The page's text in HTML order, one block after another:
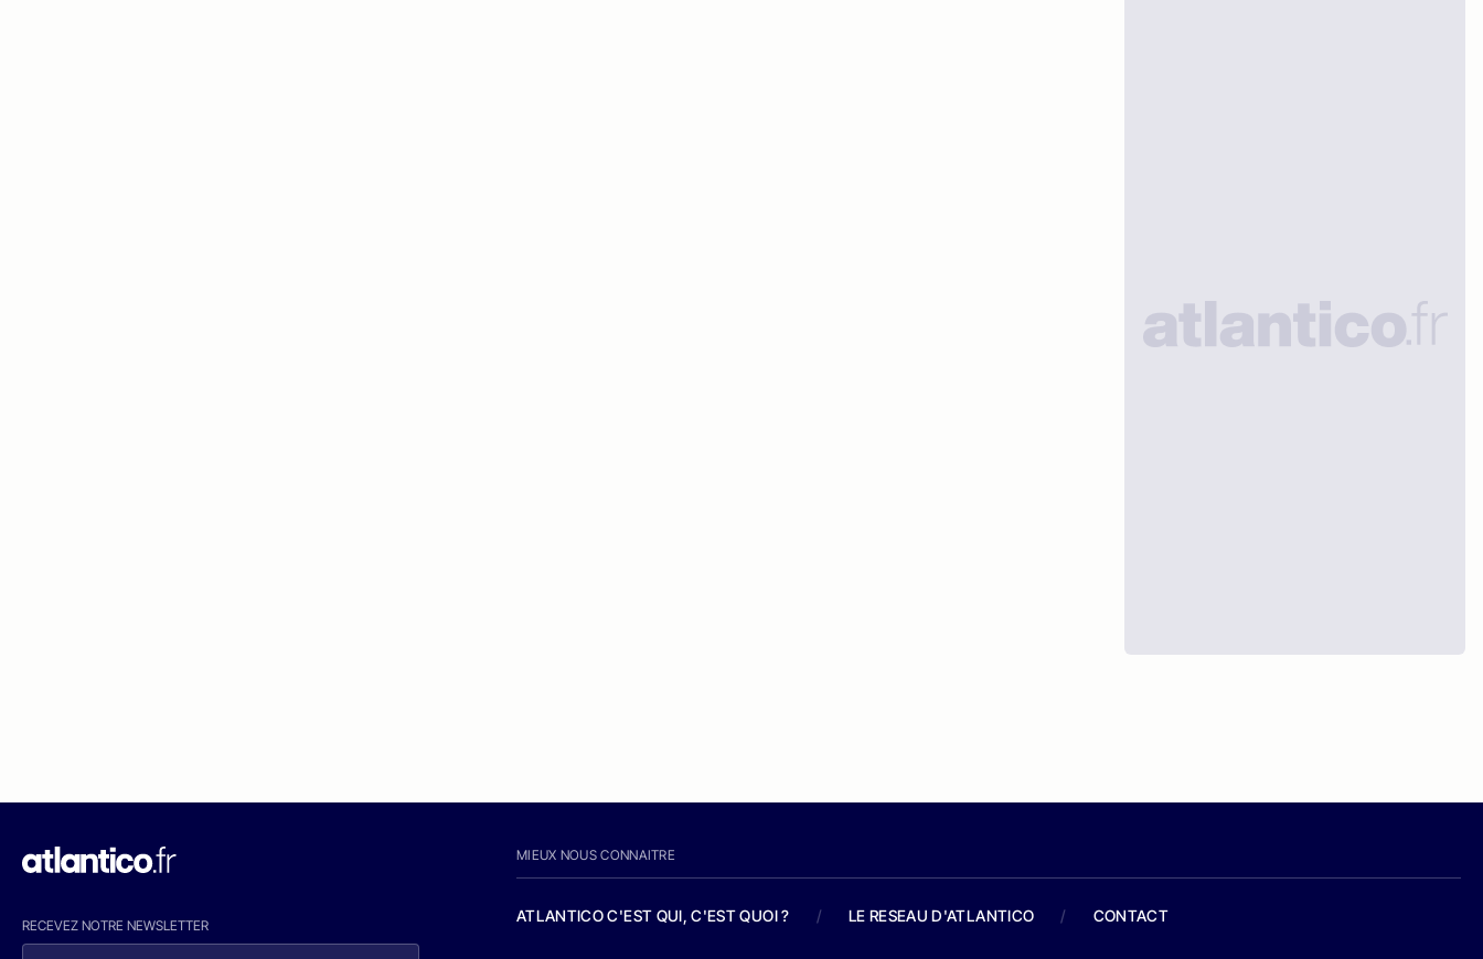
RECEVEZ NOTRE NEWSLETTER
MIEUX NOUS CONNAITRE
ATLANTICO C'EST QUI, C'EST QUOI ? / LE RESEAU D'ATLANTICO / CONTACT